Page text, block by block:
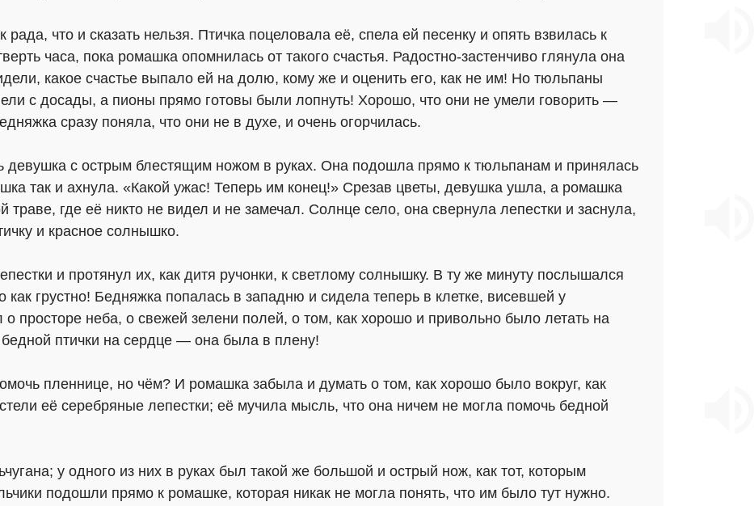
что и сказать нельзя. Птичка поцеловала её, спела ей песенку и опять взвилась к
часа, пока ромашка опомнилась от такого счастья. Радостно-застенчиво глянула она
какое счастье выпало ей на долю, кому же и оценить его, как не им! Но тюльпаны
с досады, а пионы прямо готовы были лопнуть! Хорошо, что они не умели говорить —
сразу поняла, что они не в духе, и очень огорчилась.
девушка с острым блестящим ножом в руках. Она подошла прямо к тюльпанам и принялась
так и ахнула. «Какой ужас! Теперь им конец!» Срезав цветы, девушка ушла, а ромашка
траве, где её никто не видел и не замечал. Солнце село, она свернула лепестки и заснула,
и красное солнышко.
и протянул их, как дитя ручонки, к светлому солнышку. В ту же минуту послышался
как грустно! Бедняжка попалась в западню и сидела теперь в клетке, висевшей у
просторе неба, о свежей зелени полей, о том, как хорошо и привольно было летать на
птички на сердце — она была в плену!
пленнице, но чём? И ромашка забыла и думать о том, как хорошо было вокруг, как
её серебряные лепестки; её мучила мысль, что она ничем не могла помочь бедной
у одного из них в руках был такой же большой и острый нож, как тот, которым
подошли прямо к ромашке, которая никак не могла понять, что им было тут нужно.